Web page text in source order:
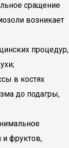
сращение
возникает
процедур,
в костях
до подагры,
фруктов,